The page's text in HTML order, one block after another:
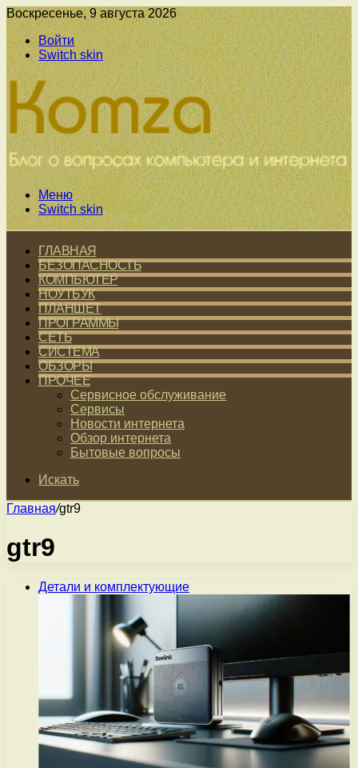
Воскресенье, 9 августа 2026
Войти
Switch skin
Меню
Switch skin
ГЛАВНАЯ
БЕЗОПАСНОСТЬ
КОМПЬЮТЕР
НОУТБУК
ПЛАНШЕТ
ПРОГРАММЫ
СЕТЬ
СИСТЕМА
ОБЗОРЫ
ПРОЧЕЕ
Сервисное обслуживание
Сервисы
Новости интернета
Обзор интернета
Бытовые вопросы
Искать
Главная/gtr9
gtr9
Детали и комплектующие